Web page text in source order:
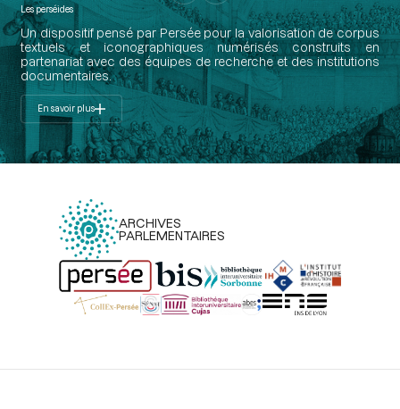
Les perséides
Un dispositif pensé par Persée pour la valorisation de corpus
textuels et iconographiques numérisés construits en
partenariat avec des équipes de recherche et des institutions
documentaires.
En savoir plus
ARCHIVES
PARLEMENTAIRES
Menu